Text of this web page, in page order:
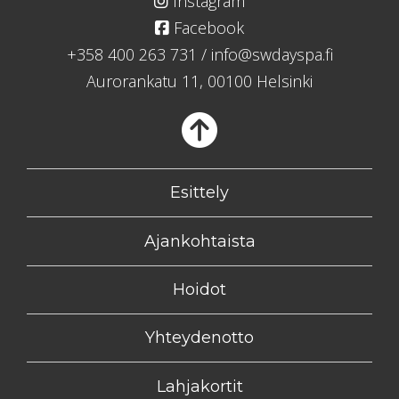
Facebook
+358 400 263 731 / info@swdayspa.fi
Aurorankatu 11, 00100 Helsinki
Esittely
Ajankohtaista
Hoidot
Yhteydenotto
Lahjakortit